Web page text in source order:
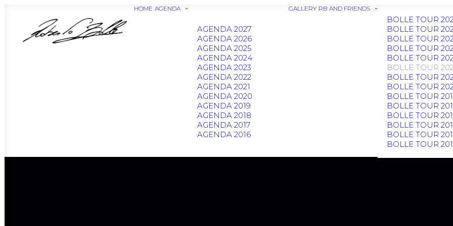
HOME AGENDA
AGENDA 2027
AGENDA 2026
AGENDA 2025
AGENDA 2024
AGENDA 2023
AGENDA 2022
AGENDA 2021
AGENDA 2020
AGENDA 2019
AGENDA 2018
AGENDA 2017
AGENDA 2016
GALLERY RB AND FRIENDS
BOLLE TOUR
BOLLE TOUR
BOLLE TOUR
BOLLE TOUR
BOLLE TOUR
BOLLE TOUR
BOLLE TOUR
BOLLE TOUR
BOLLE TOUR
BOLLE TOUR
BOLLE TOUR
BOLLE TOUR
BOLLE TOUR
BOLLE TOUR